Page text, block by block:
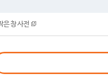
은 창 사전